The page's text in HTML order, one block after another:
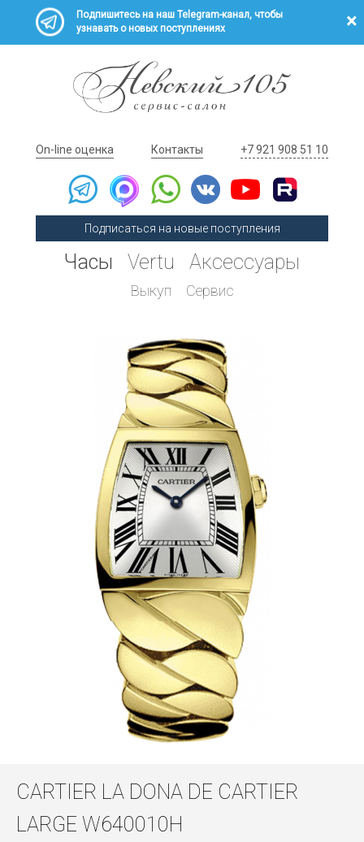
Подпишитесь на наш Telegram-канал, чтобы
узнавать о новых поступлениях
On-line оценка Контакты +7 921 908 51 10
Подписаться на новые поступления
Часы Vertu Аксессуары
Выкуп Сервис
CARTIER LA DONA DE CARTIER
LARGE W640010H